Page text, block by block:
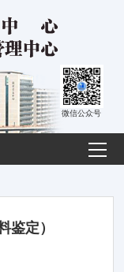
微信公众号
鉴定）